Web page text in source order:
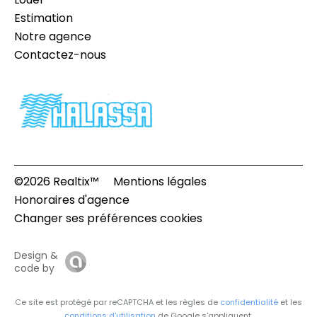
Estimation
Notre agence
Contactez-nous
©2026 Realtix™
Mentions légales
Honoraires d'agence
Changer ses préférences cookies
Design &
code by
Ce site est protégé par reCAPTCHA et les règles de confidentialité et les